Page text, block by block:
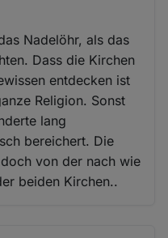
Nadelöhr, als das
Dass die Kirchen
entdecken ist
Religion. Sonst
lang
bereichert. Die
von der nach wie
beiden Kirchen..